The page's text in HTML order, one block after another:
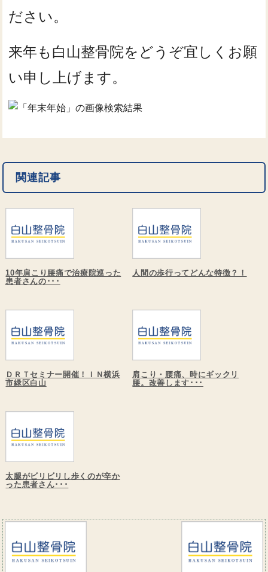
ださい。
来年も白山整骨院をどうぞ宜しくお願
い申し上げます。
関連記事
10年肩こり腰痛で治療院巡った
患者さんの･･･
人間の歩行ってどんな特徴？！
ＤＲＴセミナー開催！ＩＮ横浜
市緑区白山
肩こり・腰痛、時にギックリ
腰。改善します･･･
太腿がビリビリし歩くのが辛か
った患者さん･･･